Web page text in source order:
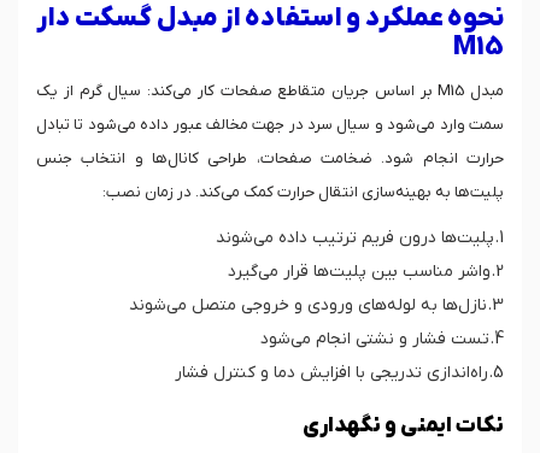
نحوه عملکرد و استفاده از مبدل گسکت دار
M15
مبدل M15 بر اساس جریان متقاطع صفحات کار می‌کند: سیال گرم از یک
سمت وارد می‌شود و سیال سرد در جهت مخالف عبور داده می‌شود تا تبادل
حرارت انجام شود. ضخامت صفحات، طراحی کانال‌ها و انتخاب جنس
پلیت‌ها به بهینه‌سازی انتقال حرارت کمک می‌کند. در زمان نصب:
1. پلیت‌ها درون فریم ترتیب داده می‌شوند
2. واشر مناسب بین پلیت‌ها قرار می‌گیرد
3. نازل‌ها به لوله‌های ورودی و خروجی متصل می‌شوند
4. تست فشار و نشتی انجام می‌شود
5. راه‌اندازی تدریجی با افزایش دما و کنترل فشار
نکات ایمنی و نگهداری